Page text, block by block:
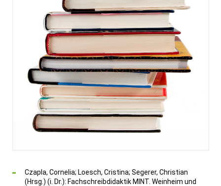
Czapla, Cornelia; Loesch, Cristina; Segerer, Christian
(Hrsg.) (i. Dr.): Fachschreibdidaktik MINT. Weinheim und